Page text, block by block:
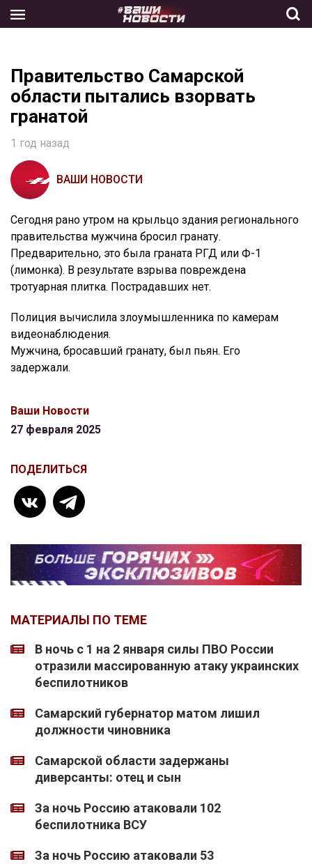
the
Правительство Самарской
области пытались взорвать
гранатой
1 год назад
ВАШИ НОВОСТИ
Сегодня рано утром на крыльцо здания регионального
правительства мужчина бросил гранату.
Предварительно, это была граната РГД или Ф-1
(лимонка). В результате взрыва повреждена
тротуарная плитка. Пострадавших нет.
Полиция вычислила злоумышленника по камерам
видеонаблюдения.
Мужчина, бросавший гранату, был пьян. Его
задержали.
Ваши Новости
27 февраля 2025
ПОДЕЛИТЬСЯ
МАТЕРИАЛЫ ПО ТЕМЕ
В ночь с 1 на 2 января силы ПВО России
отразили массированную атаку украинских
беспилотников
Самарский губернатор матом лишил
должности чиновника
Самарской области задержаны
диверсанты: отец и сын
За ночь Россию атаковали 102
беспилотника ВСУ
За ночь Россию атаковали 53